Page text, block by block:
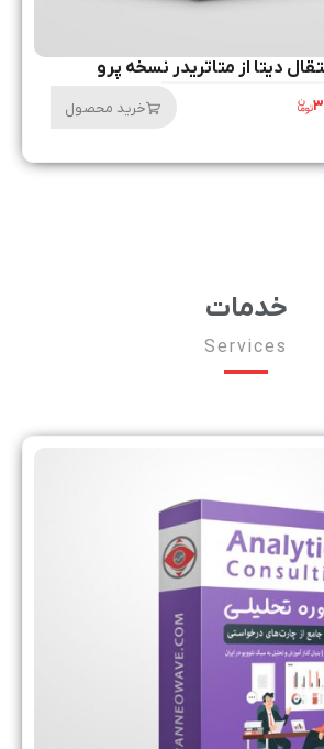
دیتا از متاتریدر نسخه پرو
خرید محصول
خدمات
Services